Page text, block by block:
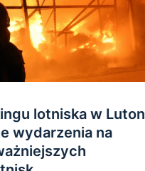
lotniska w Luton
wydarzenia na